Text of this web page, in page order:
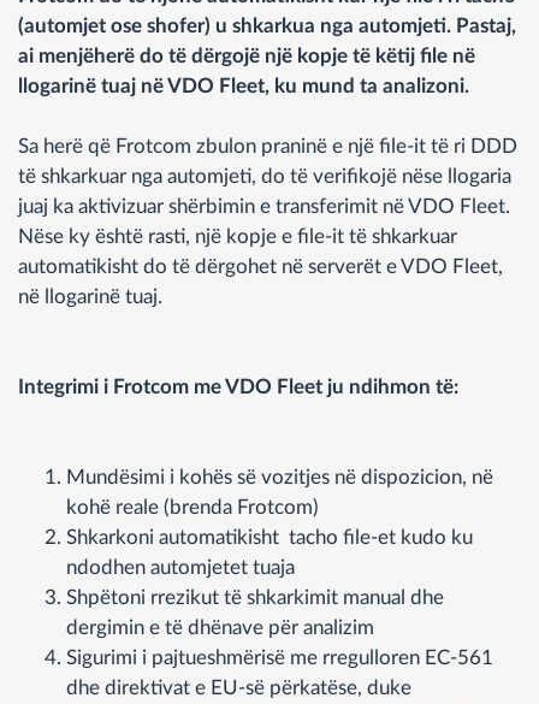
(automjet ose shofer) u shkarkua nga automjeti. Pastaj,
ai menjëherë do të dërgojë një kopje të këtij file në
llogarinë tuaj në VDO Fleet, ku mund ta analizoni.
Sa herë që Frotcom zbulon praninë e një file-it të ri DDD
të shkarkuar nga automjeti, do të verifikojë nëse llogaria
juaj ka aktivizuar shërbimin e transferimit në VDO Fleet.
Nëse ky është rasti, një kopje e file-it të shkarkuar
automatikisht do të dërgohet në serverët e VDO Fleet,
në llogarinë tuaj.
Integrimi i Frotcom me VDO Fleet ju ndihmon të:
Mundësimi i kohës së vozitjes në dispozicion, në
kohë reale (brenda Frotcom)
Shkarkoni automatikisht tacho file-et kudo ku
ndodhen automjetet tuaja
Shpëtoni rrezikut të shkarkimit manual dhe
dergimin e të dhënave për analizim
Sigurimi i pajtueshmërisë me rregulloren EC-561
dhe direktivat e EU-së përkatëse, duke